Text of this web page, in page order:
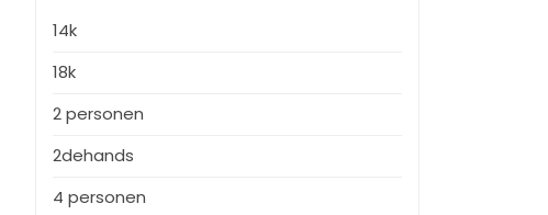
14k
18k
2 personen
2dehands
4 personen